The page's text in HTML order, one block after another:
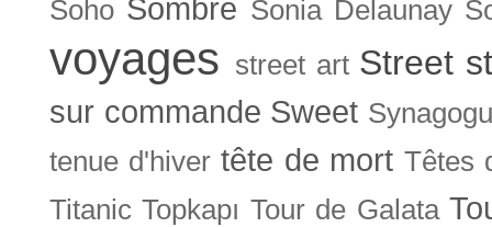
Soho Sombre Sonia Delaunay
voyages street art Street
sur commande Sweet
tenue d'hiver tête de mort Têtes
Titanic Topkapı Tour de Galata